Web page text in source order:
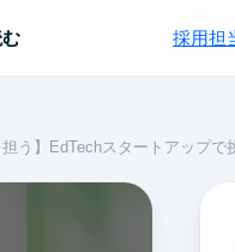
採用担
担う】EdTechスタートアップ